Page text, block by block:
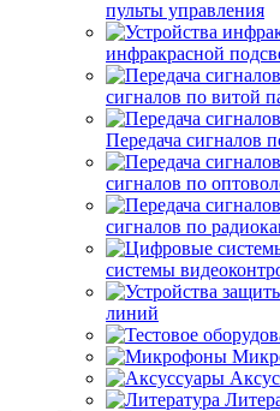
пульты управления
инфракрасной
сигналов по витой
Передача сигналов
сигналов по
сигналов по
системы
линий